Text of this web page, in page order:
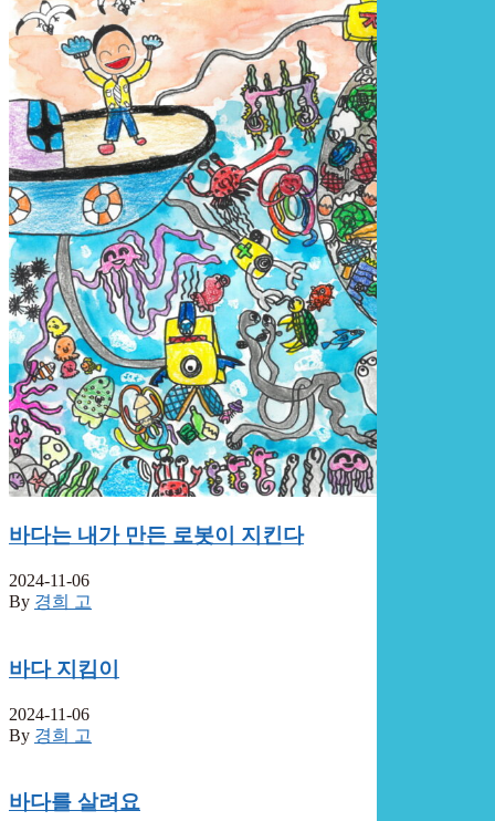
바다는 내가 만든 로봇이 지킨다
2024-11-06
By 경희 고
바다 지킴이
2024-11-06
By 경희 고
바다를 살려요